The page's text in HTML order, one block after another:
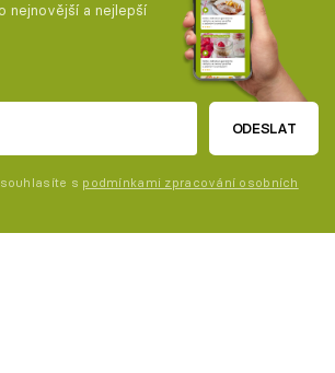
nejnovější a nejlepší
ODESLAT
s podmínkami zpracování osobních